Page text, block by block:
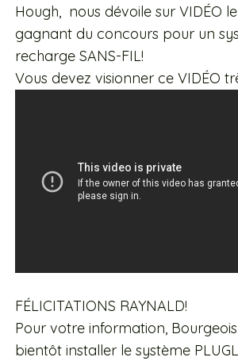
Hough, nous dévoile sur VIDÉO
gagnant du concours pour un
recharge SANS-FIL!
Vous devez visionner ce VIDÉO
FÉLICITATIONS RAYNALD!
Pour votre information,
bientôt installer le système